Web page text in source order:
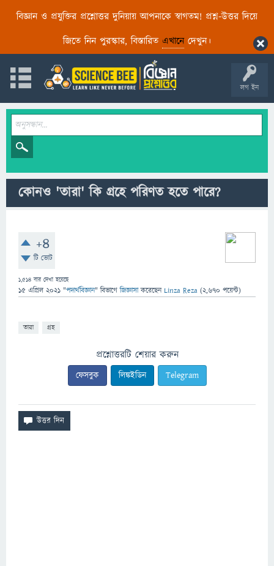
বিজ্ঞান ও প্রযুক্তির প্রশ্নোত্তর দুনিয়ায় আপনাকে স্বাগতম! প্রশ্ন-উত্তর দিয়ে
জিতে নিন পুরস্কার, বিস্তারিত এখানেদেখুন।
লগ ইন
কোনও 'তারা' কি গ্রহে পরিণত হতে পারে?
+4
টি ভোট
1,514 বার দেখা হয়েছে
15 এপ্রিল 2021 "পদার্থবিজ্ঞান" বিভাগে জিজ্ঞাসাকরেছেনLinza Reza (2,670 পয়েন্ট)
তারা গ্রহ
প্রশ্নোত্তরটি শেয়ার করুন
ফেসবুক লিঙ্কইডিন Telegram